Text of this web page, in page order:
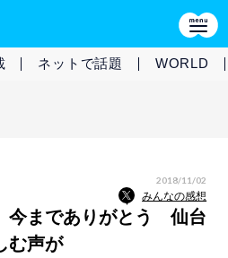
ネットで話題 WORLD
2018/11/02
みんなの感想
今までありがとう 仙台
む声が